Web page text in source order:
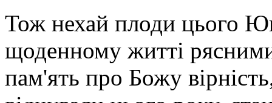
Тож нехай плоди цього
щоденному житті
пам'ять про Божу